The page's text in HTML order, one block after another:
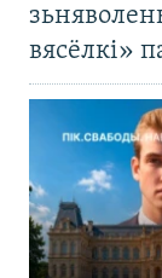
вясёлкі»